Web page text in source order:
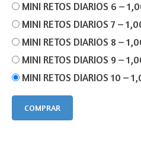
MINI RETOS DIARIOS 6 –
MINI RETOS DIARIOS 7 –
MINI RETOS DIARIOS 8 –
MINI RETOS DIARIOS 9 –
MINI RETOS DIARIOS 10 –
COMPRAR